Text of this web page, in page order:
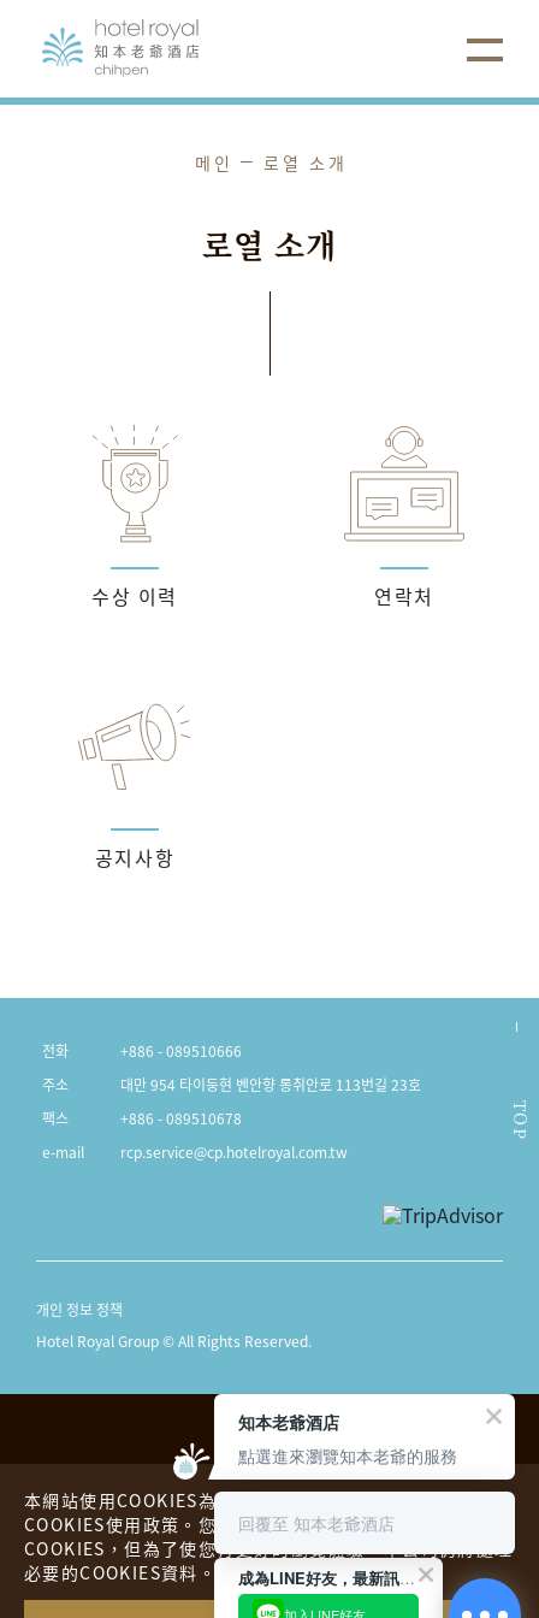
메인 로열 소개
로열 소개
수상 이력 연락처
공지사항
本網站使用COOKIES為您提供更好的用戶體驗，請您詳閱
COOKIES使用政策。您可以同意或拒絕本公司蒐集您的
COOKIES，但為了使您有更好的瀏覽體驗，本公司仍將處理
必要的COOKIES資料。
・・
TOP
전화
+886 - 089510666
주소
대만 954 타이둥현 벤안향 롱취안로 113번길 23호
팩스
+886 - 089510678
e-mail
rcp.service@cp.hotelroyal.com.tw
개인 정보 정책
Hotel Royal Group © All Rights Reserved.
호텔 로얄 더플레이스
해외 호텔
成為LINE好友，最新訊息不漏接！
加入LINE好友
知本老爺酒店
點選進來瀏覽知本老爺的服務
回覆至 知本老爺酒店